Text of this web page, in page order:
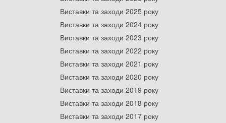
Виставки та заходи 2025 року
Виставки та заходи 2024 року
Виставки та заходи 2023 року
Виставки та заходи 2022 року
Виставки та заходи 2021 року
Виставки та заходи 2020 року
Виставки та заходи 2019 року
Виставки та заходи 2018 року
Виставки та заходи 2017 року